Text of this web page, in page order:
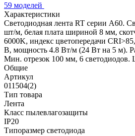
59 моделей
Характеристики
Светодиодная лента RT серии A60.
шт/м, белая плата шириной 8 мм,
6000K, индекс цветопередачи
В, мощность 4.8 Вт/м (24 Вт на 5 м).
Мин. отрезок 100 мм, 6 светодиодов.
Общие
Артикул
011504(2)
Тип товара
Лента
Класс пылевлагозащиты
IP20
Типоразмер светодиода